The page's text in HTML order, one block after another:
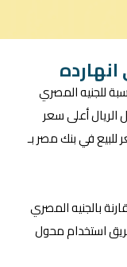
للجنيه المصري
البنوك، وسجل الريال أعلى سعر
جنيه، وأقل سعر للبيع في بنك مصر بـ
بالجنيه المصري
استخدام محول